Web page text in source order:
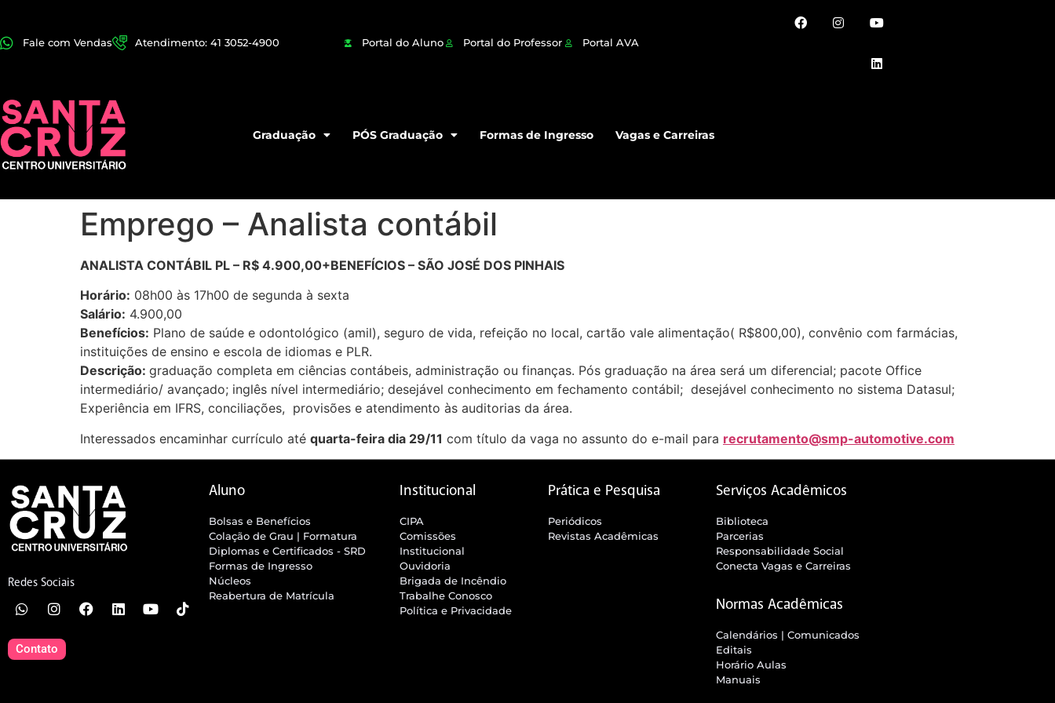
Fale com Vendas Atendimento: 41 3052-4900 Portal do Aluno Portal do Professor Portal AVA
Graduação PÓS Graduação Formas de Ingresso Vagas e Carreiras
Emprego – Analista contábil
ANALISTA CONTÁBIL PL – R$ 4.900,00+BENEFÍCIOS – SÃO JOSÉ DOS PINHAIS
Horário: 08h00 às 17h00 de segunda à sexta
Salário: 4.900,00
Benefícios: Plano de saúde e odontológico (amil), seguro de vida, refeição no local, cartão vale alimentação( R$800,00), convênio com farmácias,
instituições de ensino e escola de idiomas e PLR.
Descrição: graduação completa em ciências contábeis, administração ou finanças. Pós graduação na área será um diferencial; pacote Office
intermediário/ avançado; inglês nível intermediário; desejável conhecimento em fechamento contábil; desejável conhecimento no sistema Datasul;
Experiência em IFRS, conciliações, provisões e atendimento às auditorias da área.
Interessados encaminhar currículo até quarta-feira dia 29/11 com título da vaga no assunto do e-mail para recrutamento@smp-automotive.com
Redes Sociais
Contato
Aluno
Bolsas e Benefícios
Colação de Grau | Formatura
Diplomas e Certificados - SRD
Formas de Ingresso
Núcleos
Reabertura de Matrícula
Institucional
CIPA
Comissões
Institucional
Ouvidoria
Brigada de Incêndio
Trabalhe Conosco
Política e Privacidade
Prática e Pesquisa
Periódicos
Revistas Acadêmicas
Serviços Acadêmicos
Biblioteca
Parcerias
Responsabilidade Social
Conecta Vagas e Carreiras
Normas Acadêmicas
Calendários | Comunicados
Editais
Horário Aulas
Manuais